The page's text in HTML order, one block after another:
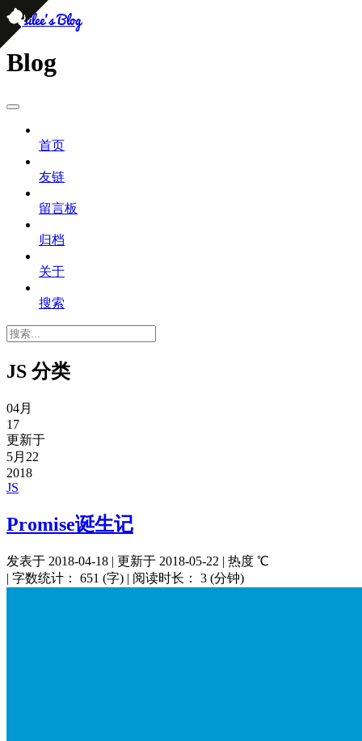
persilee's Blog
Blog
首页
友链
留言板
归档
关于
搜索
JS 分类
04月
17
更新于
5月22
2018
JS
Promise诞生记
发表于 2018-04-18 | 更新于 2018-05-22 | 热度 ℃
| 字数统计： 651 (字) | 阅读时长： 3 (分钟)